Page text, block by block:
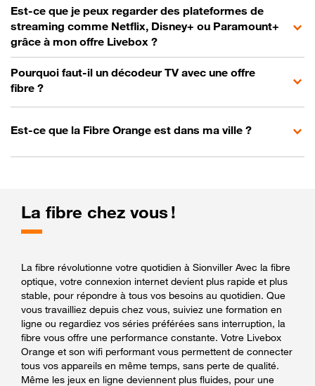
Est-ce que je peux regarder des plateformes de
streaming comme Netflix, Disney+ ou Paramount+
grâce à mon offre Livebox ?
Pourquoi faut-il un décodeur TV avec une offre
fibre ?
Est-ce que la Fibre Orange est dans ma ville ?
La fibre chez vous !
La fibre révolutionne votre quotidien à Sionviller Avec la fibre
optique, votre connexion internet devient plus rapide et plus
stable, pour répondre à tous vos besoins au quotidien. Que
vous travailliez depuis chez vous, suiviez une formation en
ligne ou regardiez vos séries préférées sans interruption, la
fibre vous offre une performance constante. Votre Livebox
Orange et son wifi performant vous permettent de connecter
tous vos appareils en même temps, sans perte de qualité.
Même les jeux en ligne deviennent plus fluides, pour une